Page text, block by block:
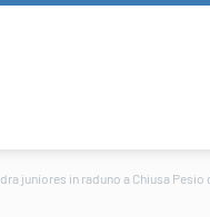
juniores in raduno a Chiusa